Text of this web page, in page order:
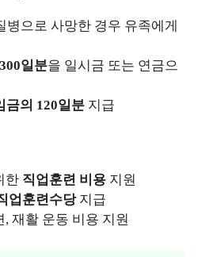
병으로 사망한 경우 유족에게
일분을 일시금 또는 연금으
금의 120일분 지급
한 직업훈련 비용 지원
업훈련수당지급
, 재활 운동 비용 지원